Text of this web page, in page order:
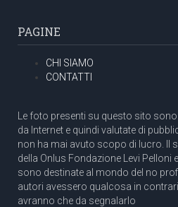
PAGINE
CHI SIAMO
CONTATTI
Le foto presenti su questo sito
da Internet e quindi valutate di
non ha mai avuto scopo di lucro. Il
della Onlus Fondazione Levi
sono destinate al mondo del no
autori avessero qualcosa in
avranno che da segnalarlo